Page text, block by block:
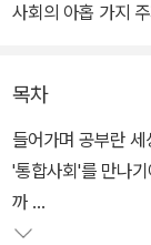
사회의 아홉 가지
무엇보다 사회현상
며, 청소년들이 주
해 스스로 생각하고
목차
들어가며 공부란
'통합사회'를 만나
까